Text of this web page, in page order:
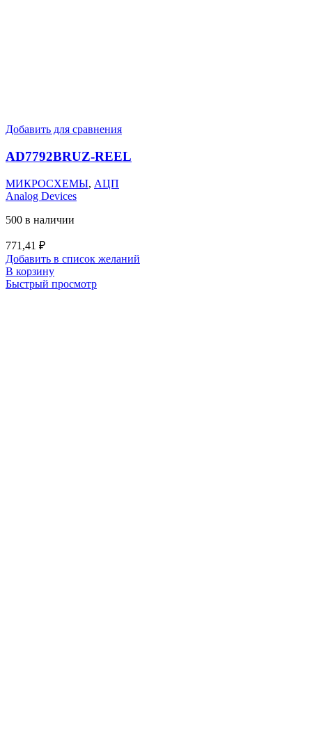
Добавить для сравнения
AD7792BRUZ-REEL
МИКРОСХЕМЫ, АЦП
Analog Devices
500 в наличии
771,41 ₽
Добавить в список желаний
В корзину
Быстрый просмотр